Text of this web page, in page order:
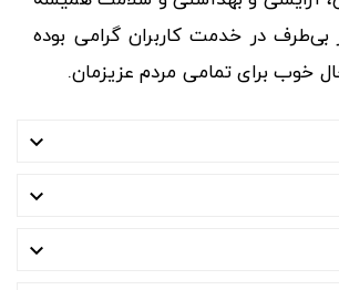
بی‌طرف در خدمت کاربران گرامی بوده
خوب برای تمامی مردم عزیزمان.


